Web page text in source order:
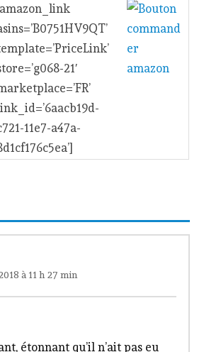
21′
11e7-a47a-
à 11 h 27 min
étonnant qu’il n’ait pas eu